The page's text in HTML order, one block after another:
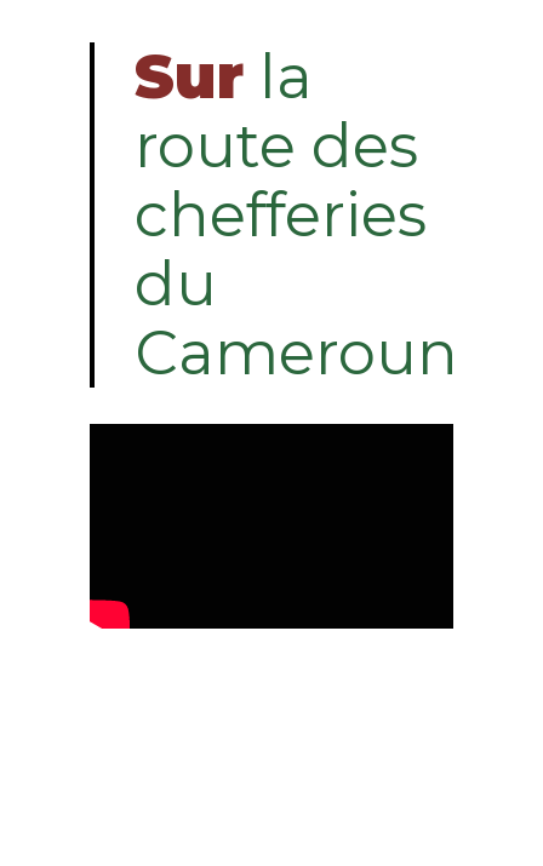
Sur la
route des
chefferies
du
Cameroun